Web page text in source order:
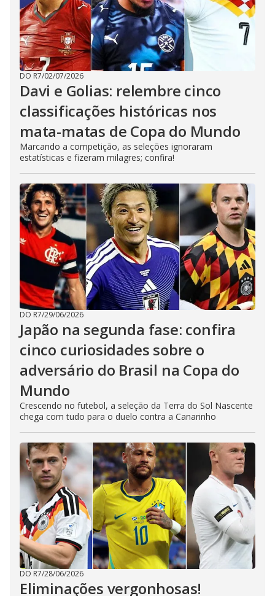
DO R7/02/07/2026
Davi e Golias: relembre cinco
classificações históricas nos
mata-matas de Copa do Mundo
Marcando a competição, as seleções ignoraram
estatísticas e fizeram milagres; confira!
DO R7/29/06/2026
Japão na segunda fase: confira
cinco curiosidades sobre o
adversário do Brasil na Copa do
Mundo
Crescendo no futebol, a seleção da Terra do Sol Nascente
chega com tudo para o duelo contra a Canarinho
DO R7/28/06/2026
Eliminações vergonhosas!